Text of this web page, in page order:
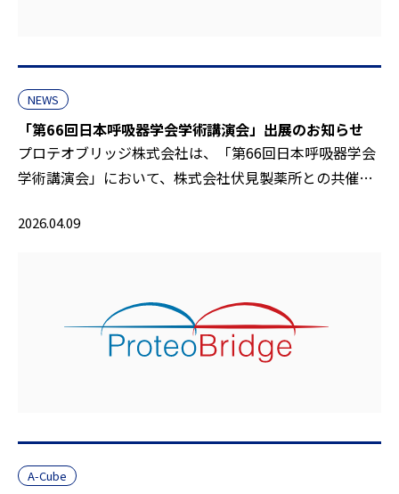
NEWS
「第66回日本呼吸器学会学術講演会」出展のお知らせ
プロテオブリッジ株式会社は、「第66回日本呼吸器学会
学術講演会」において、株式会社伏見製薬所との共催…
2026.04.09
A-Cube